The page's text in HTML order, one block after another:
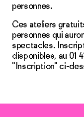
personnes.
Ces ateliers
personnes qui
spectacles.
disponibles, au 01
"Inscription" ci-